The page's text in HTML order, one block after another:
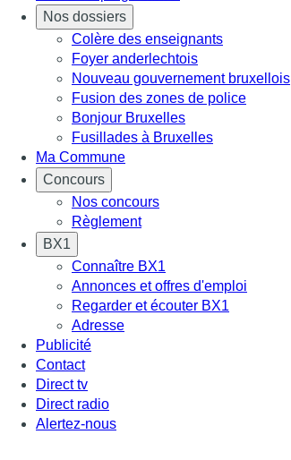
Nos dossiers
Colère des enseignants
Foyer anderlechtois
Nouveau gouvernement bruxellois
Fusion des zones de police
Bonjour Bruxelles
Fusillades à Bruxelles
Ma Commune
Concours
Nos concours
Règlement
BX1
Connaître BX1
Annonces et offres d'emploi
Regarder et écouter BX1
Adresse
Publicité
Contact
Direct tv
Direct radio
Alertez-nous